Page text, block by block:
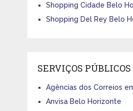
Shopping Cidade Belo
Shopping Del Rey Belo
SERVIÇOS PÚBLICOS
Agências dos Correios
Anvisa Belo Horizonte